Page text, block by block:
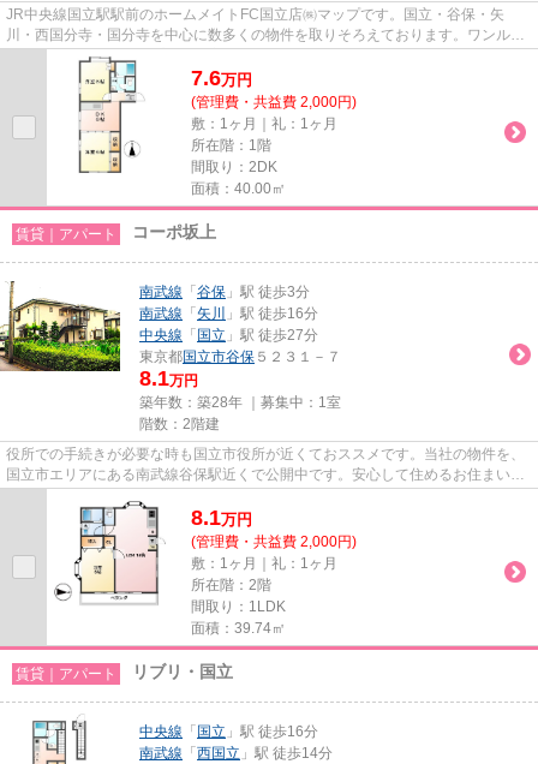
JR中央線国立駅駅前のホームメイトFC国立店㈱マップです。国立・谷保・矢
川・西国分寺・国分寺を中心に数多くの物件を取りそろえております。ワンルー
ムからファミリータイプまでお客...
7.6万円
(管理費・共益費 2,000円)
敷：1ヶ月｜礼：1ヶ月
所在階：1階
間取り：2DK
面積：40.00㎡
賃貸｜アパート コーポ坂上
南武線 「 谷保 」駅 徒歩3分
南武線 「 矢川
」駅 徒歩16分
中央線 「 国立 」駅 徒歩27分
東京都国立市谷保 ５２３１－７
8.1万円
築年数：築28年 ｜募集中： 1室
階数：2階建
役所での手続きが必要な時も国立市役所が近くておススメです。当社の物件を、
国立市エリアにある南武線谷保駅近くで公開中です。安心して住めるお住まいの
8.1万円
(管理費・共益費 2,000円)
敷：1ヶ月｜礼：1ヶ月
所在階：2階
間取り：1LDK
面積：39.74㎡
賃貸｜アパート リブリ・国立
中央線 「 国立 」駅 徒歩16分
南武線 「 西国立 」駅 徒歩14分